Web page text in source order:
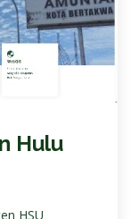
Hulu
HSU